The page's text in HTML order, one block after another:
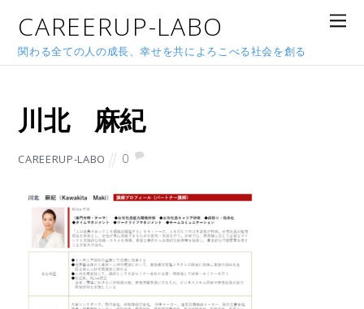
CAREERUP-LABO
関わる全ての人の成長、幸せを共によろこべる社会を創る
川北 麻紀
CAREERUP-LABO 0